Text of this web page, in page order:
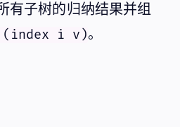
有子树的归纳结果并组
(index i v)。